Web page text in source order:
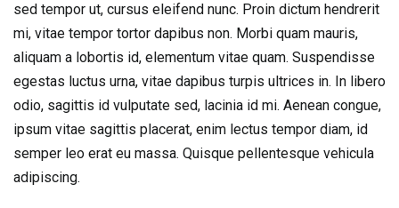
sed tempor ut, cursus eleifend nunc. Proin dictum hendrerit
mi, vitae tempor tortor dapibus non. Morbi quam mauris,
aliquam a lobortis id, elementum vitae quam. Suspendisse
egestas luctus urna, vitae dapibus turpis ultrices in. In libero
odio, sagittis id vulputate sed, lacinia id mi. Aenean congue,
ipsum vitae sagittis placerat, enim lectus tempor diam, id
semper leo erat eu massa. Quisque pellentesque vehicula
adipiscing.